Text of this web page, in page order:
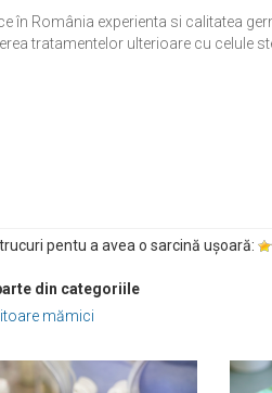
în România experienta si calitatea
tratamentelor ulterioare cu celule
pentu a avea o sarcină ușoară:
din categoriile
mămici